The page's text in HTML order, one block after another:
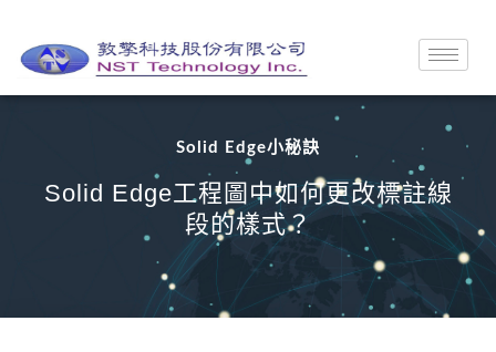
Solid Edge小秘訣
Solid Edge工程圖中如何更改標註線
段的樣式？